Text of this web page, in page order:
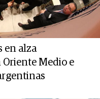
en alza
Medio e